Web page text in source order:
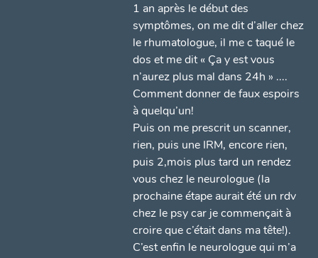
1 an après le début des
symptômes, on me dit d’aller chez
le rhumatologue, il me c taqué le
dos et me dit « Ça y est vous
n’aurez plus mal dans 24h » ....
Comment donner de faux espoirs
à quelqu’un!
Puis on me prescrit un scanner,
rien, puis une IRM, encore rien,
puis 2,mois plus tard un rendez
vous chez le neurologue (la
prochaine étape aurait été un rdv
chez le psy car je commençait à
croire que c’était dans ma tête!).
C’est enfin le neurologue qui m’a